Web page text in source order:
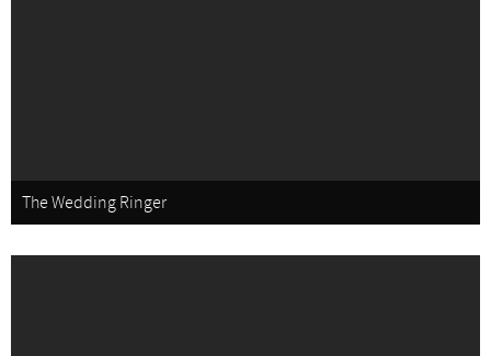
The Wedding Ringer